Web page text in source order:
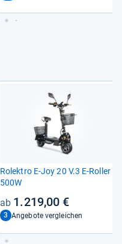
Rolek­tro E-​Joy 20 V.3 E-​Rol­ler
500W
1.219,00 €
3 Angebote vergleichen